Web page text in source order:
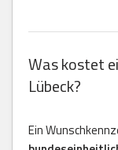
Was kostet
Lübeck?
Ein